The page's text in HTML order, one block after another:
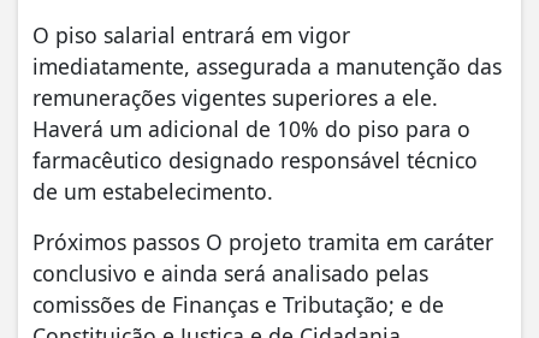
O piso salarial entrará em vigor
imediatamente, assegurada a manutenção das
remunerações vigentes superiores a ele.
Haverá um adicional de 10% do piso para o
farmacêutico designado responsável técnico
de um estabelecimento.
Próximos passos O projeto tramita em caráter
conclusivo e ainda será analisado pelas
comissões de Finanças e Tributação; e de